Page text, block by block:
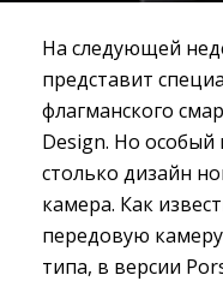
На следующей
представит
флагманского
Design. Но особый
столько дизайн
камера. Как
передовую
типа, в версии